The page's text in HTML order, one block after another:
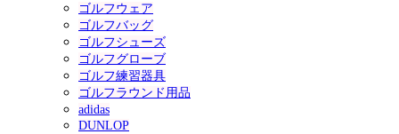
ゴルフウェア
ゴルフバッグ
ゴルフシューズ
ゴルフグローブ
ゴルフ練習器具
ゴルフラウンド用品
adidas
DUNLOP